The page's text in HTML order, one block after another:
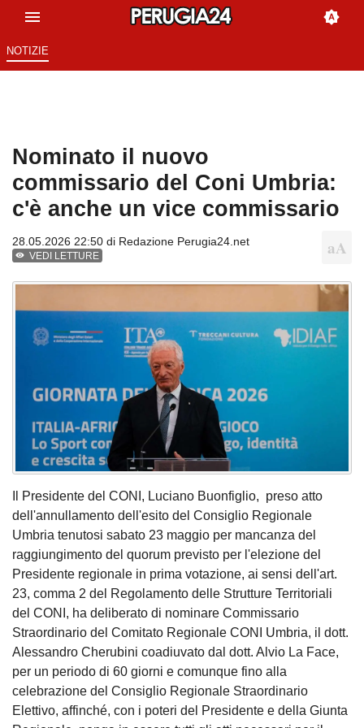
NOTIZIE
Nominato il nuovo
commissario del Coni Umbria:
c'è anche un vice commissario
28.05.2026 22:50 di Redazione Perugia24.net
VEDI LETTURE
Il Presidente del CONI, Luciano Buonfiglio, preso atto
dell'annullamento dell'esito del Consiglio Regionale
Umbria tenutosi sabato 23 maggio per mancanza del
raggiungimento del quorum previsto per l'elezione del
Presidente regionale in prima votazione, ai sensi dell'art.
23, comma 2 del Regolamento delle Strutture Territoriali
del CONI, ha deliberato di nominare Commissario
Straordinario del Comitato Regionale CONI Umbria, il dott.
Alessandro Cherubini coadiuvato dal dott. Alvio La Face,
per un periodo di 60 giorni e comunque fino alla
celebrazione del Consiglio Regionale Straordinario
Elettivo, affinché, con i poteri del Presidente e della Giunta